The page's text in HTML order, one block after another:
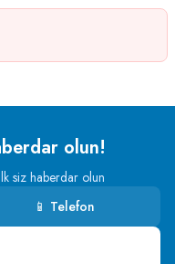
olun!
siz haberdar olun
📱 Telefon